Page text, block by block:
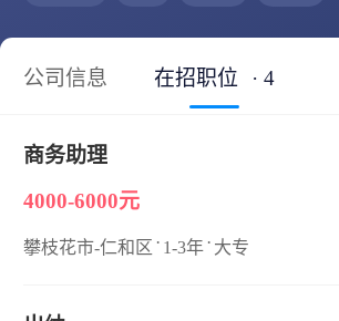
公司信息 在招职位 · 4
商务助理
4000-6000元
攀枝花市-仁和区 · 1-3年 · 大专